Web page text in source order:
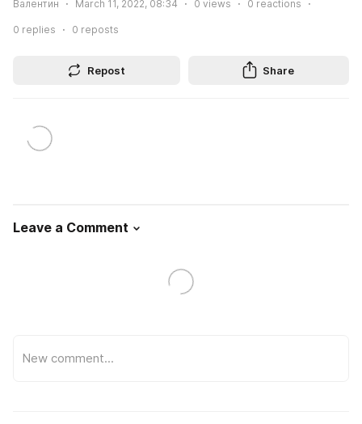
Валентин March 11, 2022, 08:34 0 views 0 reactions
0 replies 0 reposts
Repost Share
Leave a Comment